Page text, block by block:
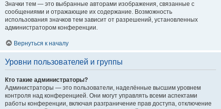
Значки тем — это выбранные авторами изображения, связанные с
сообщениями и отражающие их содержание. Возможность
использования значков тем зависит от разрешений, установленных
администратором конференции.
Вернуться к началу
Уровни пользователей и группы
Кто такие администраторы?
Администраторы — это пользователи, наделённые высшим уровнем
контроля над конференцией. Они могут управлять всеми аспектами
работы конференции, включая разграничение прав доступа, отключение